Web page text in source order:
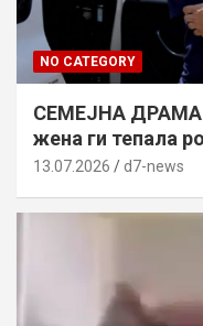
NO CATEGORY
СЕМЕЈНА ДРАМА
жена ги тепала
13.07.2026 d7-news